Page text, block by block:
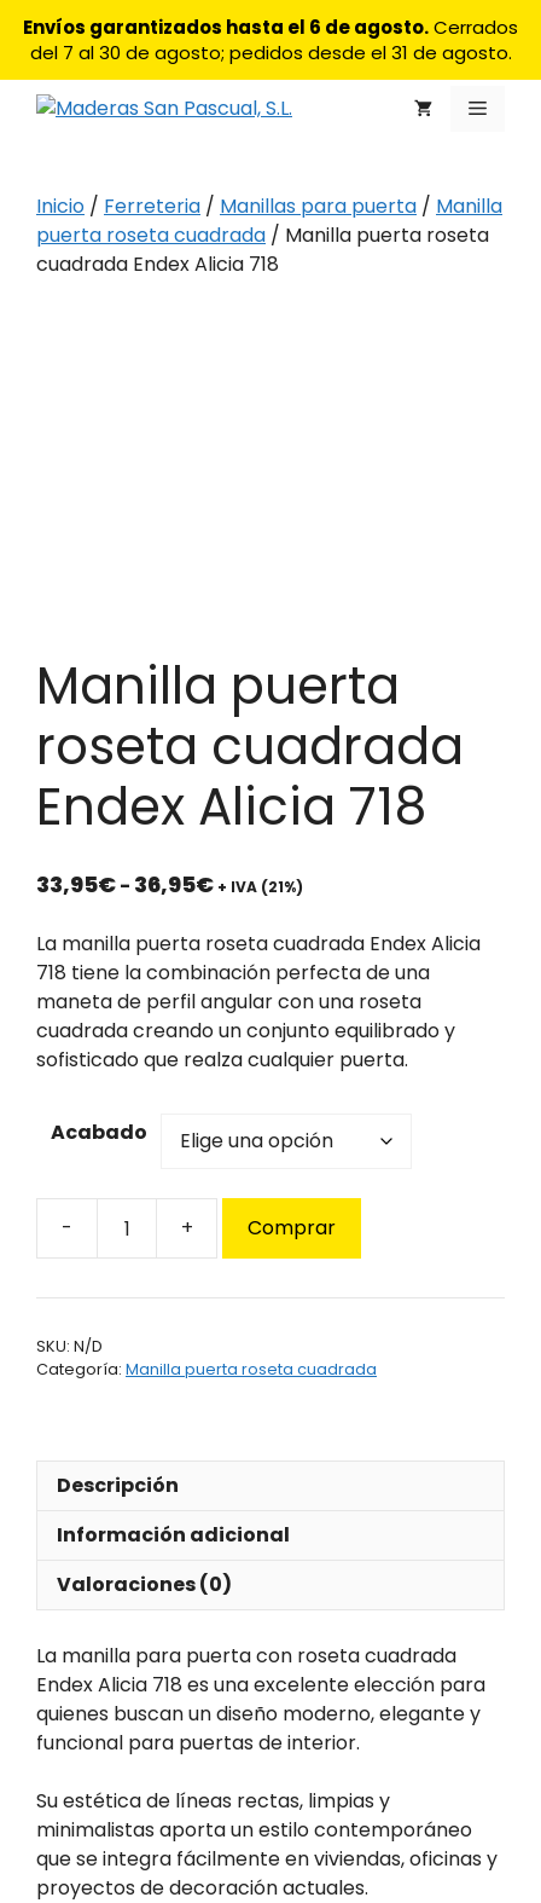
Envíos garantizados hasta el 6 de agosto.Cerrados
del 7 al 30 de agosto; pedidos desde el 31 de agosto.
Menú
Inicio / Ferreteria / Manillas para puerta / Manilla
puerta roseta cuadrada / Manilla puerta roseta
cuadrada Endex Alicia 718
Manilla puerta
roseta cuadrada
Endex Alicia 718
33,95€- 36,95€Rango
precios:
desde
33,95€
hasta
36,95€
+ IVA (21%)
La manilla puerta roseta cuadrada Endex Alicia
718 tiene la combinación perfecta de una
maneta de perfil angular con una roseta
cuadrada creando un conjunto equilibrado y
sofisticado que realza cualquier puerta.
Acabado
Manilla
roseta
Alicia
Comprar
SKU: N/D
Categoría: Manilla puerta roseta cuadrada
Descripción
Información adicional
Valoraciones (0)
La manilla para puerta con roseta cuadrada
Endex Alicia 718 es una excelente elección para
quienes buscan un diseño moderno, elegante y
funcional para puertas de interior.
Su estética de líneas rectas, limpias y
minimalistas aporta un estilo contemporáneo
que se integra fácilmente en viviendas, oficinas y
proyectos de decoración actuales.